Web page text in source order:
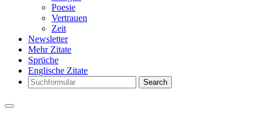
Poesie
Vertrauen
Zeit
Newsletter
Mehr Zitate
Sprüche
Englische Zitate
Search